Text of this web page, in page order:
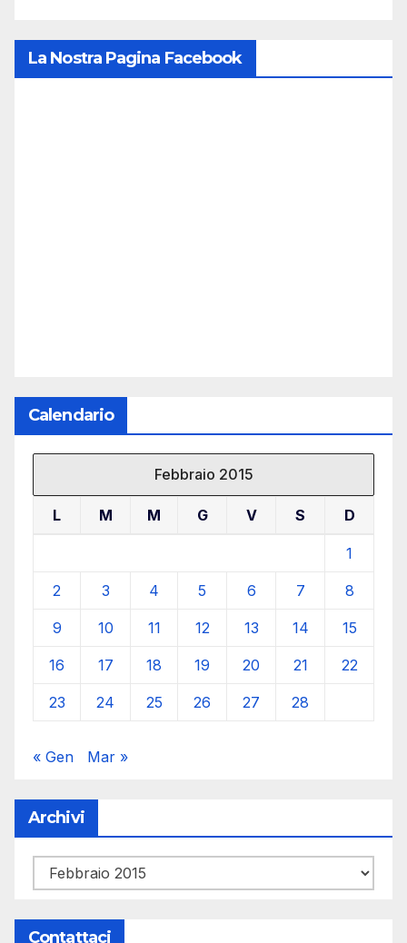
La Nostra Pagina Facebook
Calendario
Febbraio 2015
L M M G V S D
1
2 3 4 5 6 7 8
9 10 11 12 13 14 15
16 17 18 19 20 21 22
23 24 25 26 27 28
« Gen Mar »
Archivi
Archivi
Contattaci